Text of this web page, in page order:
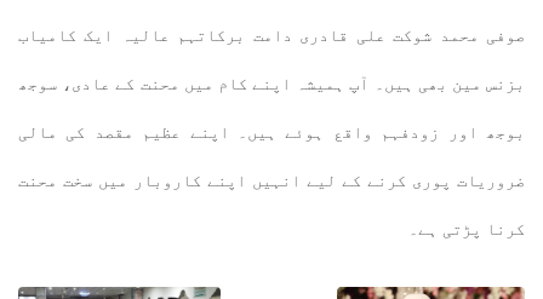
صوفی محمد شوکت علی قادری دامت برکاتہم عالیہ ایک کامیاب
بزنس مین بھی ہیں۔ آپ ہمیشہ اپنے کام میں محنت کے عادی، سوجھ
بوجھ اور زودفہم واقع ہوئے ہیں۔ اپنے عظیم مقصد کی مالی
ضروریات پوری کرنے کے لیے انہیں اپنے کاروبار میں سخت محنت
کرنا پڑتی ہے۔